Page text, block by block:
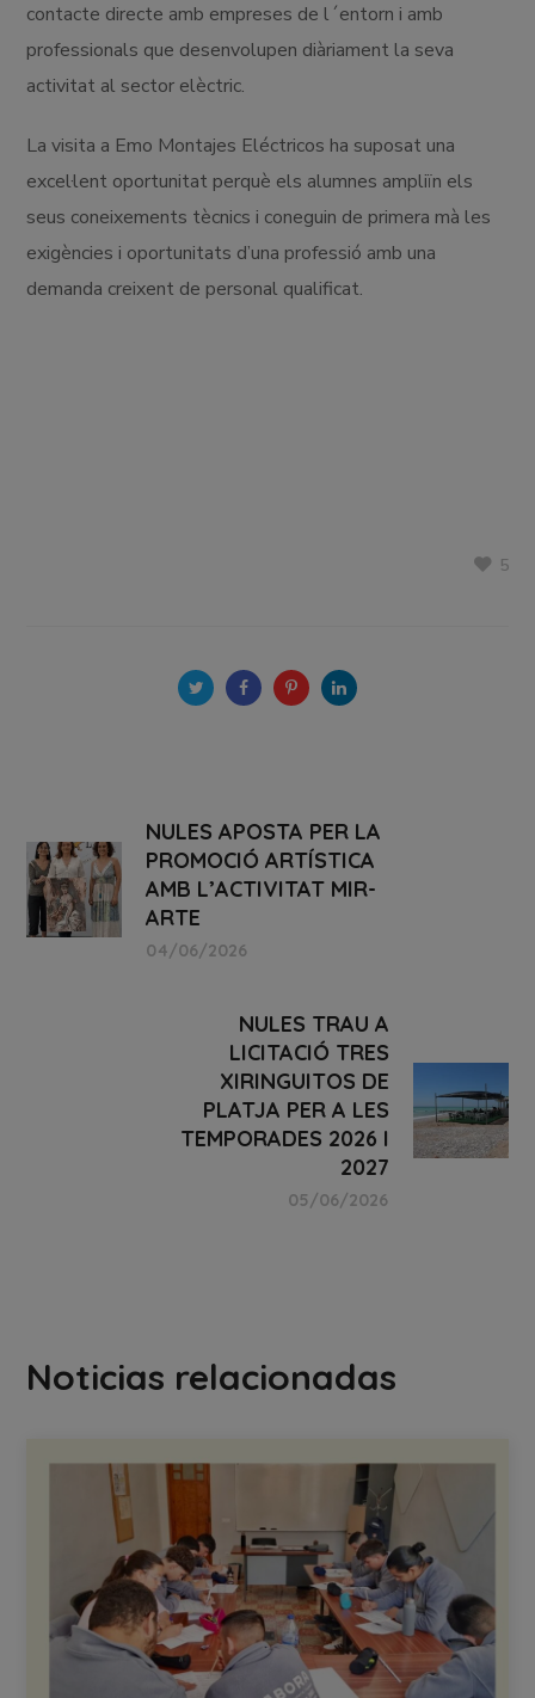
contacte directe amb empreses de l´entorn i amb
professionals que desenvolupen diàriament la seva
activitat al sector elèctric.
La visita a Emo Montajes Eléctricos ha suposat una
excel·lent oportunitat perquè els alumnes ampliïn els
seus coneixements tècnics i coneguin de primera mà les
exigències i oportunitats d’una professió amb una
demanda creixent de personal qualificat.
5
NULES APOSTA PER LA
PROMOCIÓ ARTÍSTICA
AMB L’ACTIVITAT MIR-
ARTE
04/06/2026
NULES TRAU A
LICITACIÓ TRES
XIRINGUITOS DE
PLATJA PER A LES
TEMPORADES 2026 I
2027
05/06/2026
Noticias relacionadas